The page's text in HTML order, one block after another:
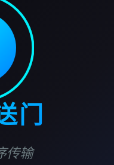
门
传输